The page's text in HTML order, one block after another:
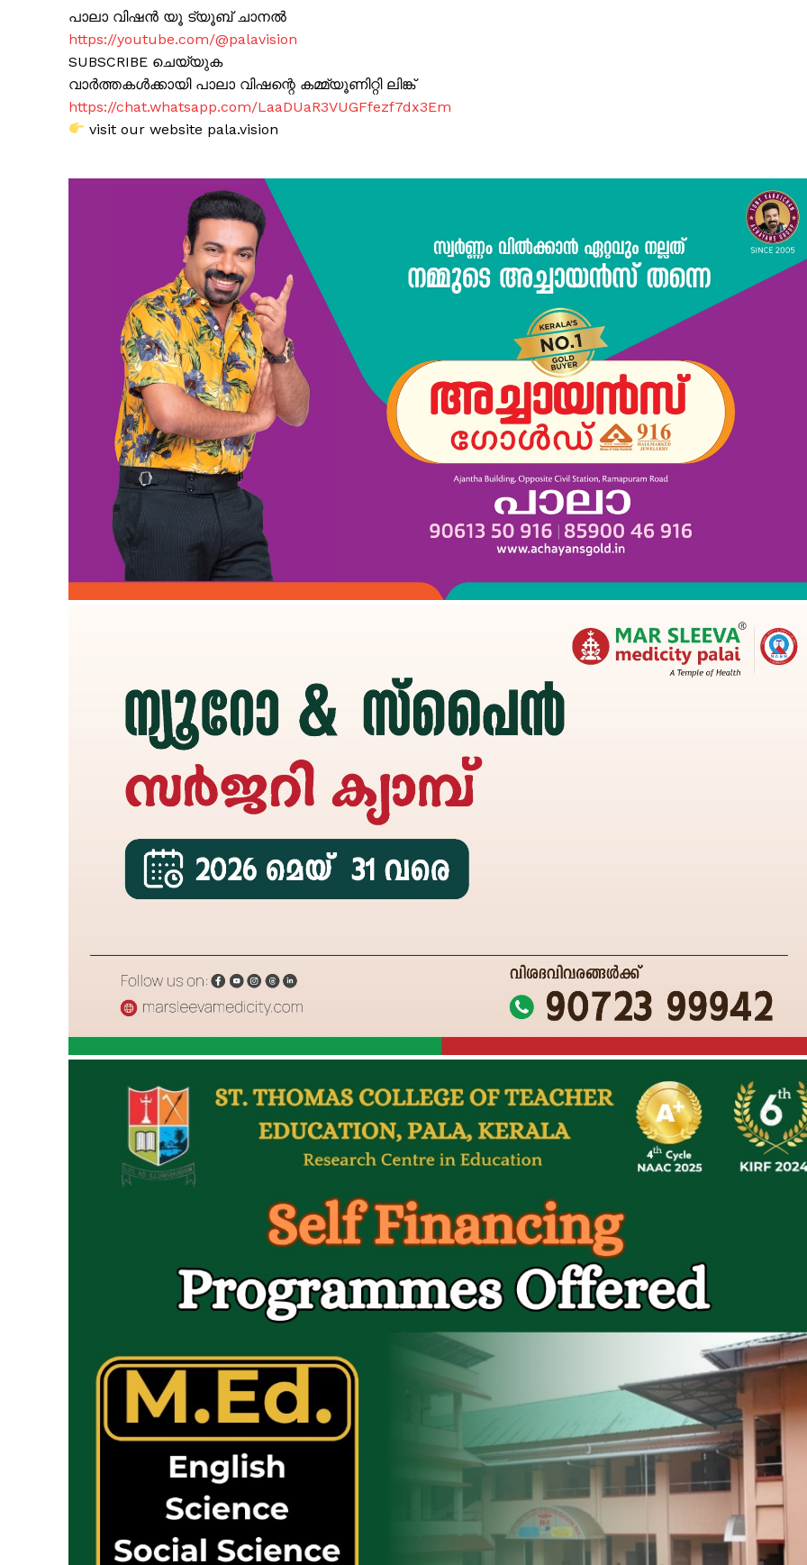
PALA VISION
About
Contact us
Subscription Plans
My account
Grievance Redressal
പാലാ വിഷൻ യൂ ട്യൂബ് ചാനൽ
https://youtube.com/@palavision
SUBSCRIBE ചെയ്യുക
വാർത്തകൾക്കായി പാലാ വിഷന്റെ കമ്മ്യൂണിറ്റി ലിങ്ക്
https://chat.whatsapp.com/LaaDUaR3VUGFfezf7dx3Em
visit our website pala.vision